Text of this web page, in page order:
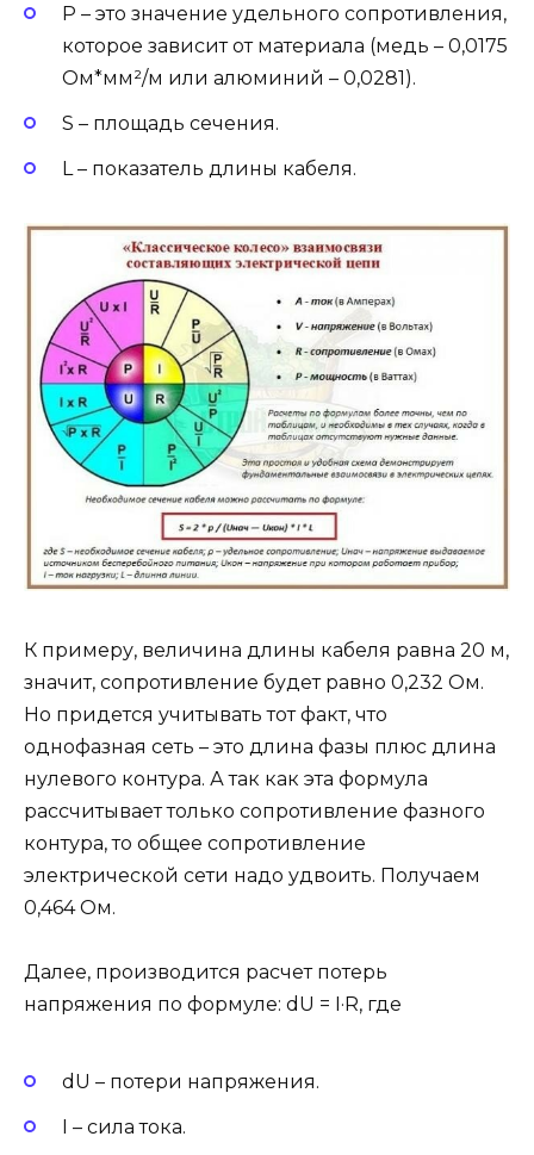
P – это значение удельного сопротивления,
которое зависит от материала (медь – 0,0175
Ом*мм²/м или алюминий – 0,0281).
S – площадь сечения.
L – показатель длины кабеля.
К примеру, величина длины кабеля равна 20 м,
значит, сопротивление будет равно 0,232 Ом.
Но придется учитывать тот факт, что
однофазная сеть – это длина фазы плюс длина
нулевого контура. А так как эта формула
рассчитывает только сопротивление фазного
контура, то общее сопротивление
электрической сети надо удвоить. Получаем
0,464 Ом.
Далее, производится расчет потерь
напряжения по формуле: dU = I·R, где
dU – потери напряжения.
I – сила тока.